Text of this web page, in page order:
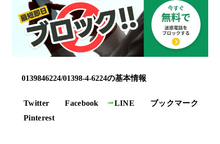
0139846224/01398-4-6224の基本情報
Twitter Facebook LINE
ブックマーク
Pinterest